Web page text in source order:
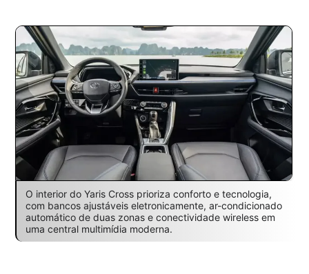
O interior do Yaris Cross prioriza conforto e tecnologia,
com bancos ajustáveis eletronicamente, ar-condicionado
automático de duas zonas e conectividade wireless em
uma central multimídia moderna.